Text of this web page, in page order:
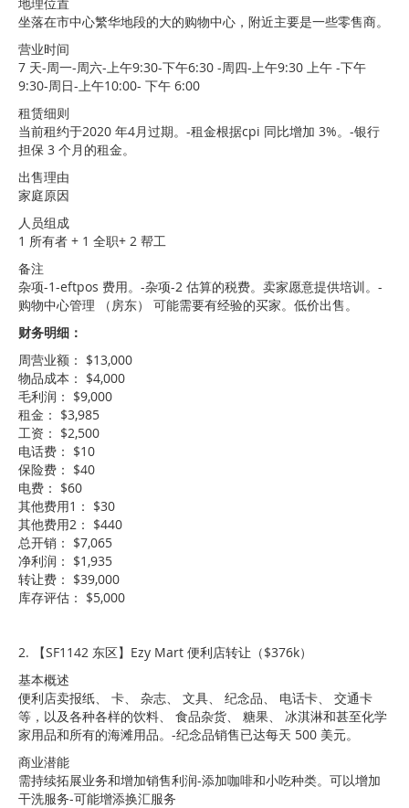
坐落在市中心繁华地段的大的购物中心，附近主要是一些零售商。
营业时间
7 天-周一-周六-上午9:30-下午6:30 -周四-上午9:30 上午 -下午
9:30-周日-上午10:00- 下午 6:00
租赁细则
当前租约于2020 年4月过期。-租金根据cpi 同比增加 3%。-银行
担保 3 个月的租金。
出售理由
家庭原因
人员组成
1 所有者 + 1 全职+ 2 帮工
备注
杂项-1-eftpos 费用。-杂项-2 估算的税费。卖家愿意提供培训。-
购物中心管理 （房东） 可能需要有经验的买家。低价出售。
财务明细：
周营业额： $13,000
物品成本： $4,000
毛利润： $9,000
租金： $3,985
工资： $2,500
电话费： $10
保险费： $40
电费： $60
其他费用1： $30
其他费用2： $440
总开销： $7,065
净利润： $1,935
转让费： $39,000
库存评估： $5,000
2. 【SF1142 东区】Ezy Mart 便利店转让（$376k）
基本概述
便利店卖报纸、 卡、 杂志、 文具、 纪念品、 电话卡、 交通卡
等，以及各种各样的饮料、 食品杂货、 糖果、 冰淇淋和甚至化学
家用品和所有的海滩用品。-纪念品销售已达每天 500 美元。
商业潜能
需持续拓展业务和增加销售利润-添加咖啡和小吃种类。可以增加
干洗服务-可能增添换汇服务